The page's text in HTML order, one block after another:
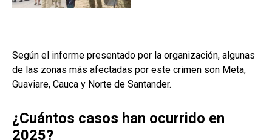
Según el informe presentado por la organización, algunas
de las zonas más afectadas por este crimen son Meta,
Guaviare, Cauca y Norte de Santander.
¿Cuántos casos han ocurrido en
2025?